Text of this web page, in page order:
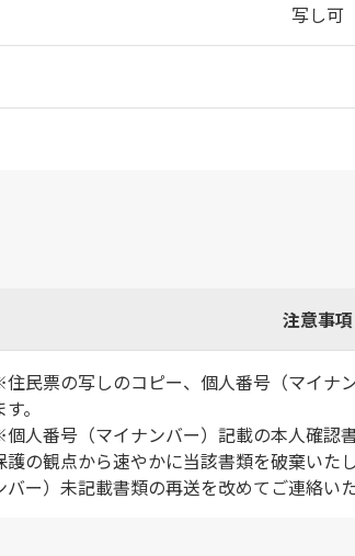
写し可
注意事項
民票の写しのコピー、個人番号（マイナ
す。
人番号（マイナンバー）記載の本人確認
護の観点から速やかに当該書類を破棄いた
バー）未記載書類の再送を改めてご連絡いた